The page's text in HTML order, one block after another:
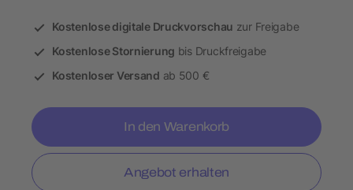
Kostenlose digitale Druckvorschau zur Freigabe
Kostenlose Stornierung bis Druckfreigabe
Kostenloser Versand ab 500 €
In den Warenkorb
Angebot erhalten